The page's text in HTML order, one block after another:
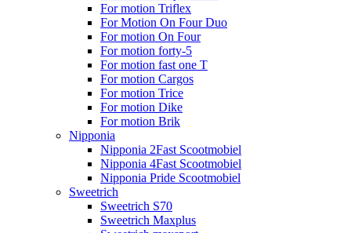
For motion Triflex
For Motion On Four Duo
For motion On Four
For motion forty-5
For motion fast one T
For motion Cargos
For motion Trice
For motion Dike
For motion Brik
Nipponia
Nipponia 2Fast Scootmobiel
Nipponia 4Fast Scootmobiel
Nipponia Pride Scootmobiel
Sweetrich
Sweetrich S70
Sweetrich Maxplus